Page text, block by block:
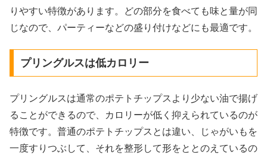
りやすい特徴があります。どの部分を食べても味と量が同
じなので、パーティーなどの盛り付けなどにも最適です。
プリングルスは低カロリー
プリングルスは通常のポテトチップスより少ない油で揚げ
ることができるので、カロリーが低く抑えられているのが
特徴です。普通のポテトチップスとは違い、じゃがいもを
一度すりつぶして、それを整形して形をととのえているの